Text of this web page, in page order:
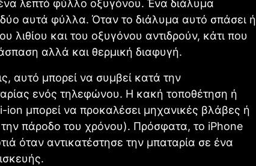
λεπτό φύλλο οξυγόνου. Ένα διάλυμα
δύο αυτά φύλλα. Όταν το διάλυμα αυτό σπάσει ή
λιθίου και του οξυγόνου αντιδρούν, κάτι που
αλλά και θερμική διαφυγή.
αυτό μπορεί να συμβεί κατά την
ενός τηλεφώνου. Η κακή τοποθέτηση ή
ion μπορεί να προκαλέσει μηχανικές βλάβες ή
πάροδο του χρόνου). Πρόσφατα, το iPhone
όταν αντικατέστησε την μπαταρία σε ένα